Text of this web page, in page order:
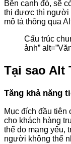
Bên cạnh đó, sẽ
thị được thì người
mô tả thông qua
Cấu trúc
ảnh”
Tại sao Alt
Tăng khả năng
Mục đích đầu tiên
cho khách hàng
thể do mạng yếu,
người không thể